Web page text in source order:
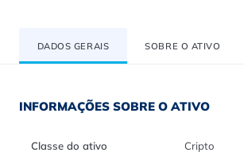
DADOS GERAIS SOBRE O ATIVO
INFORMAÇÕES SOBRE O ATIVO
Classe do ativo Cripto